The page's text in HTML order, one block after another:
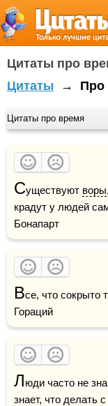
Цитаты про
Цитаты → Про
Цитаты про время
Существуют воры
крадут у людей
Бонапарт
Все, что сокрыто
Гораций
Люди часто не
знает, что делать